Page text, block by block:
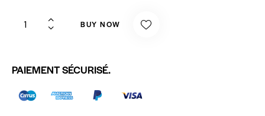
BUY NOW
PAIEMENT SÉCURISÉ.